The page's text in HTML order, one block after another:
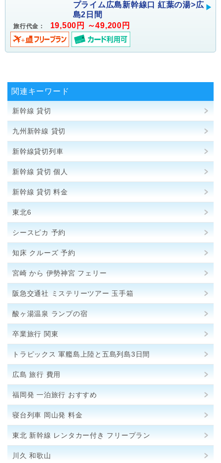
プライム広島新幹線口 紅葉の湯>広
島2日間
旅行代金： 19,500円 ～49,200円
関連キーワード
新幹線 貸切
九州新幹線 貸切
新幹線貸切列車
新幹線 貸切 個人
新幹線 貸切 料金
東北6
シースピカ 予約
知床 クルーズ 予約
宮崎 から 伊勢神宮 フェリー
阪急交通社 ミステリーツアー 玉手箱
酸ヶ湯温泉 ランプの宿
卒業旅行 関東
トラピックス 軍艦島上陸と五島列島3日間
広島 旅行 費用
福岡発 一泊旅行 おすすめ
寝台列車 岡山発 料金
東北 新幹線 レンタカー付き フリープラン
川久 和歌山